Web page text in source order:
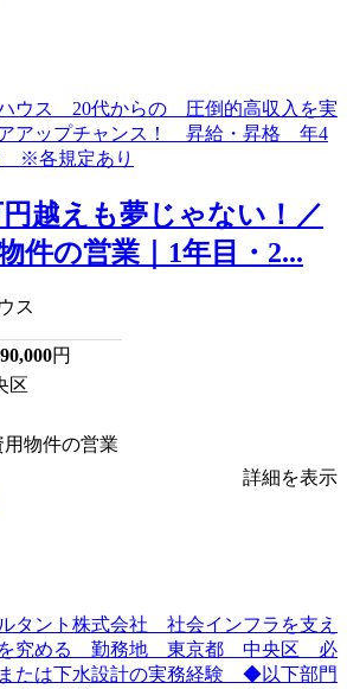
円越えも夢じゃない！／
件の営業｜1年目・2...
ス
円
区
物件の営業
詳細を表示